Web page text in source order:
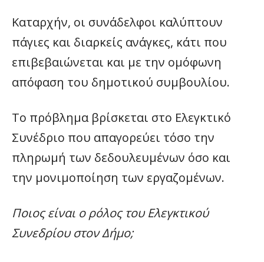
Καταρχήν, οι συνάδελφοι καλύπτουν
πάγιες και διαρκείς ανάγκες, κάτι που
επιβεβαιώνεται και με την ομόφωνη
απόφαση του δημοτικού συμβουλίου.
Το πρόβλημα βρίσκεται στο Ελεγκτικό
Συνέδριο που απαγορεύει τόσο την
πληρωμή των δεδουλευμένων όσο και
την μονιμοποίηση των εργαζομένων.
Ποιος είναι ο ρόλος του Ελεγκτικού
Συνεδρίου στον Δήμο;